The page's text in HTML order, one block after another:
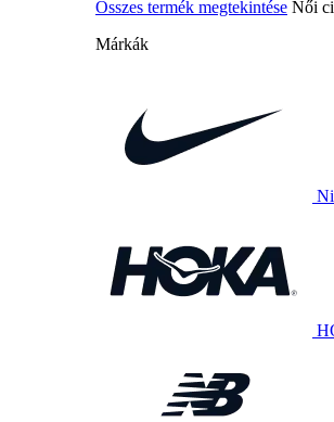
Összes termék megtekintése Női
Márkák